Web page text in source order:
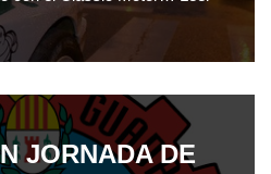
JORNADA DE